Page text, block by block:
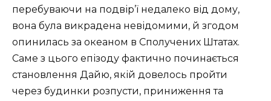
перебуваючи на подвір’ї недалеко від дому,
вона була викрадена невідомими, й згодом
опинилась за океаном в Сполучених Штатах.
Саме з цього епізоду фактично починається
становлення Дайю, якій довелось пройти
через будинки розпусти, приниження та